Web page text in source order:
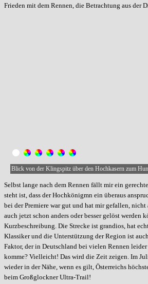
Frieden mit dem Rennen, die Betrachtung aus der
Blick von der Klingspitz über den Hochkasern zum
Selbst lange nach dem Rennen fällt mir ein
steht ist, dass der Hochkönigmn ein überaus
bei der Premiere war gut und hat mir gefallen,
auch jetzt schon anders oder besser gelöst werden
Kurzbeschreibung. Die Strecke ist grandios, hat
Klassiker und die Unterstützung der Region ist
Faktor, der in Deutschland bei vielen Rennen
komme? Vielleicht! Das wird die Zeit zeigen. Im
wieder in der Nähe, wenn es gilt, Österreichs
beim Großglockner Ultra-Trail!